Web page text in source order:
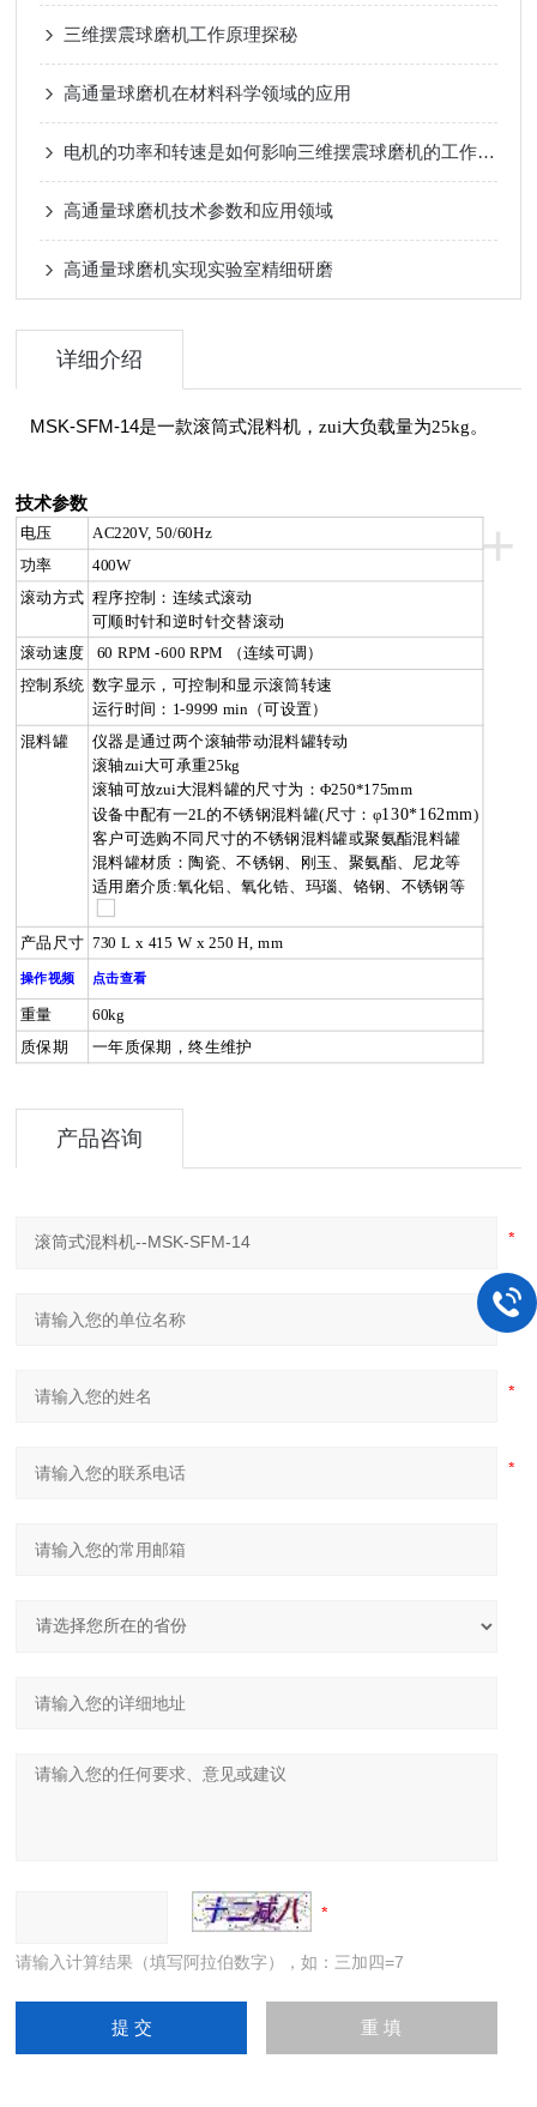
三维摆震球磨机工作原理探秘
高通量球磨机在材料科学领域的应用
电机的功率和转速是如何影响三维摆震球磨机的工作效率和研磨效果的？
高通量球磨机技术参数和应用领域
高通量球磨机实现实验室精细研磨
详细介绍
MSK-SFM-14是一款滚筒式混料机，zui大负载量为25kg。
技术参数
+
电压 AC220V, 50/60Hz
功率
400W
滚动方式 程序控制：连续式滚动
可顺时针和逆时针交替滚动
滚动速度 60 RPM-600 RPM （连续可调）
控制系统 数字显示，可控制和显示滚筒转速
运行时间： 1-9999 min （可设置）
混料罐
仪器是通过两个滚轴带动混料罐转动
滚轴zui大可承重25kg
滚轴可放zui大混料罐的尺寸为：Φ250*175mm
设备中配有一2L的不锈钢混料罐(尺寸：φ130*162mm)
客户可选购不同尺寸的不锈钢混料罐或聚氨酯混料罐
混料罐材质：陶瓷、不锈钢、刚玉、聚氨酯、尼龙等
适用磨介质:氧化铝、氧化锆、玛瑙、铬钢、不锈钢等
产品尺寸 730 L x 415 W x 250 H, mm
操作视频 点击查看
重量
60kg
质保期
一年质保期，终生维护
产品咨询
请输入计算结果（填写阿拉伯数字），如：三加四=7